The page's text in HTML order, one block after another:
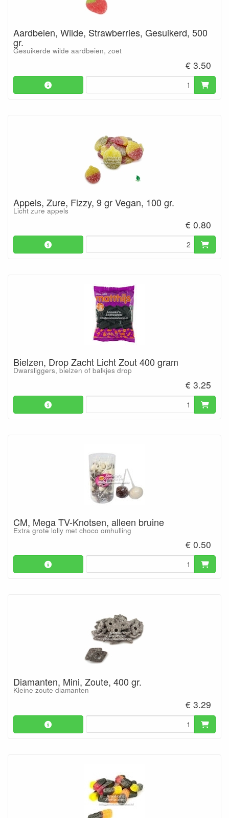
Aardbeien, Wilde, Strawberries, Gesuikerd, 500
gr.
Gesuikerde wilde aardbeien, zoet
€ 3.50
Appels, Zure, Fizzy, 9 gr Vegan, 100 gr.
Licht zure appels
€ 0.80
Bielzen, Drop Zacht Licht Zout 400 gram
Dwarsliggers, bielzen of balkjes drop
€ 3.25
CM, Mega TV-Knotsen, alleen bruine
Extra grote lolly met choco omhulling
€ 0.50
Diamanten, Mini, Zoute, 400 gr.
Kleine zoute diamanten
€ 3.29